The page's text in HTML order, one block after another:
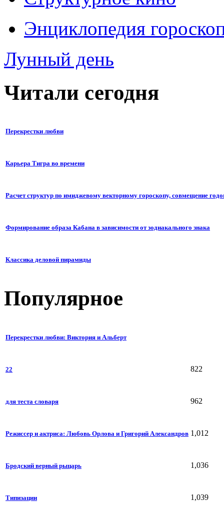
Энциклопедия
Лунный день
Читали сегодня
Перекрестки любви
Карьера Тигра во времени
Расчет структур по имиджевому векторному гороскопу, совмещение
Формирование образа Кабана в зависимости от зодиакального знака
Классика деловой пирамиды
Популярное
Перекрестки любви: Виктория и Альберт
22 822
для теста словаря 962
Режиссер и актриса: Любовь Орлова и Григорий Александров 1,012
Бродский верный рыцарь 1,036
Типизации 1,039